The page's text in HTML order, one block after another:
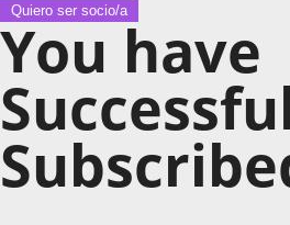
Quiero ser socio/a
You have